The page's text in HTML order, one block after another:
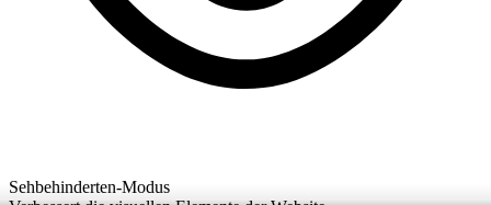
Sehbehinderten-Modus